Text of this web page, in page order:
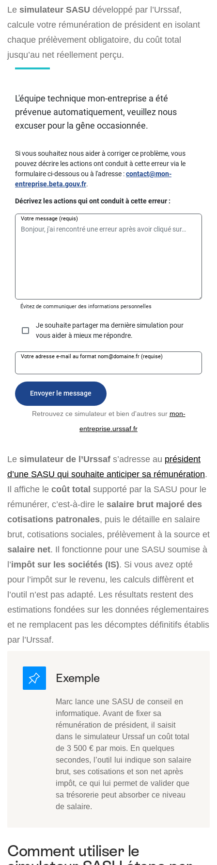
Le simulateur SASU développé par l’Urssaf,
calcule votre rémunération de président en isolant
chaque prélèvement obligatoire, du coût total
jusqu’au net réellement perçu.
Retrouvez ce simulateur et bien d'autres sur mon-
entreprise.urssaf.fr
Le simulateur de l’Urssaf s’adresse au président
d’une SASU qui souhaite anticiper sa rémunération.
Il affiche le coût total supporté par la SASU pour le
rémunérer, c’est-à-dire le salaire brut majoré des
cotisations patronales, puis le détaille en salaire
brut, cotisations sociales, prélèvement à la source et
salaire net. Il fonctionne pour une SASU soumise à
l’impôt sur les sociétés (IS). Si vous avez opté
pour l’impôt sur le revenu, les calculs diffèrent et
l’outil n’est pas adapté. Les résultats restent des
estimations fondées sur les données réglementaires
et ne remplacent pas les décomptes définitifs établis
par l’Urssaf.
Marc lance une SASU de conseil en
informatique. Avant de fixer sa
rémunération de président, il saisit
dans le simulateur Urssaf un coût total
de 3 500 € par mois. En quelques
secondes, l’outil lui indique son salaire
brut, ses cotisations et son net après
impôt, ce qui lui permet de valider que
sa trésorerie peut absorber ce niveau
de salaire.
Comment utiliser le